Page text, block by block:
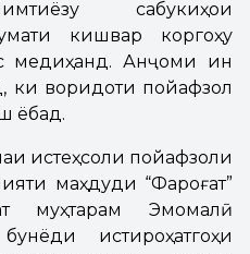
сабукиҳои
кишвар коргоҳу
медиҳанд. Анҷоми ин
ки воридоти пойафзол
ёбад.
истеҳсоли пойафзоли
маҳдуди “Фароғат”
муҳтарам Эмомалӣ
истироҳатгоҳи